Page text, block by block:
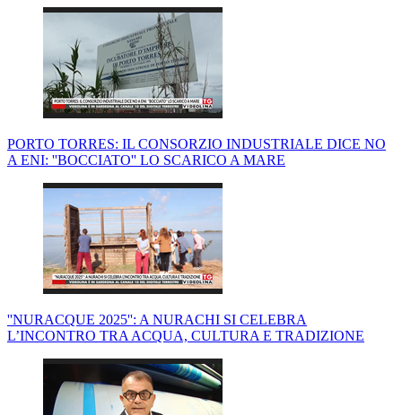
PORTO TORRES: IL CONSORZIO INDUSTRIALE DICE NO
A ENI: ''BOCCIATO'' LO SCARICO A MARE
''NURACQUE 2025'': A NURACHI SI CELEBRA
L’INCONTRO TRA ACQUA, CULTURA E TRADIZIONE